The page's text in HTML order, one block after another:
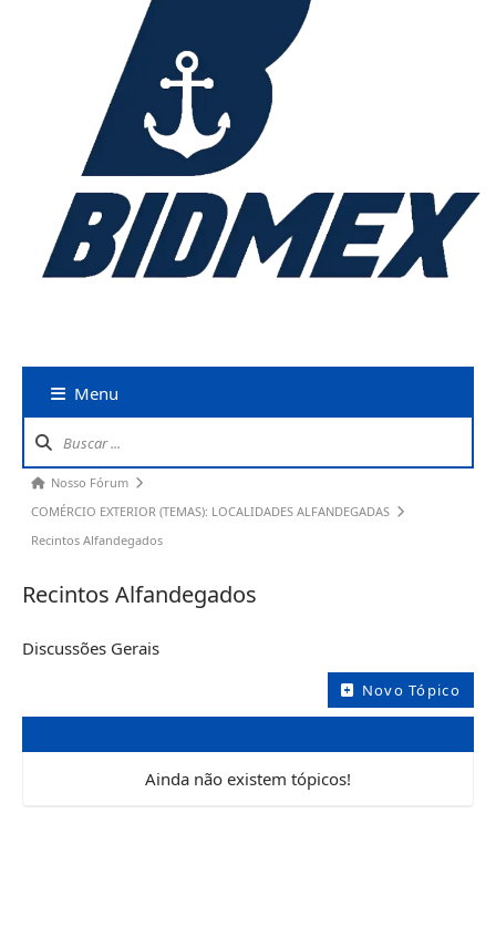
Menu
Nosso Fórum
COMÉRCIO EXTERIOR (TEMAS): LOCALIDADES ALFANDEGADAS
Recintos Alfandegados
Recintos Alfandegados
Discussões Gerais
Novo Tópico
Ainda não existem tópicos!